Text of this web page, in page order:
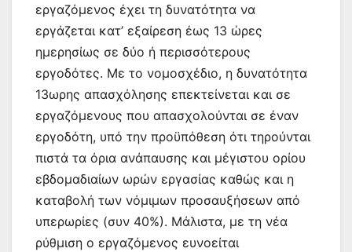
εργαζόμενος έχει τη δυνατότητα να
εργάζεται κατ’ εξαίρεση έως 13 ώρες
ημερησίως σε δύο ή περισσότερους
εργοδότες. Με το νομοσχέδιο, η δυνατότητα
13ωρης απασχόλησης επεκτείνεται και σε
εργαζόμενους που απασχολούνται σε έναν
εργοδότη, υπό την προϋπόθεση ότι τηρούνται
πιστά τα όρια ανάπαυσης και μέγιστου ορίου
εβδομαδιαίων ωρών εργασίας καθώς και η
καταβολή των νόμιμων προσαυξήσεων από
υπερωρίες (συν 40%). Μάλιστα, με τη νέα
ρύθμιση ο εργαζόμενος ευνοείται